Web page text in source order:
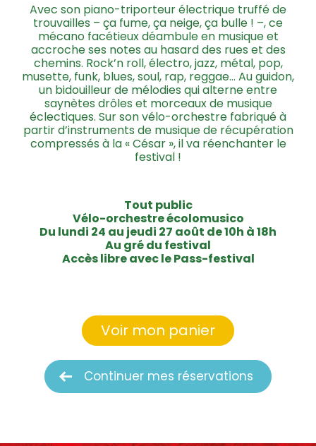
Avec son piano-triporteur électrique truffé de
trouvailles – ça fume, ça neige, ça bulle ! –, ce
mécano facétieux déambule en musique et
accroche ses notes au hasard des rues et des
chemins. Rock’n roll, électro, jazz, métal, pop,
musette, funk, blues, soul, rap, reggae… Au guidon,
un bidouilleur de mélodies qui alterne entre
saynètes drôles et morceaux de musique
éclectiques. Sur son vélo-orchestre fabriqué à
partir d’instruments de musique de récupération
compressés à la « César », il va réenchanter le
festival !
Tout public
Vélo-orchestre écolomusico
Du lundi 24 au jeudi 27 août de 10h à 18h
Au gré du festival
Accès libre avec le Pass-festival
Continuer mes réservations
Voir mon panier